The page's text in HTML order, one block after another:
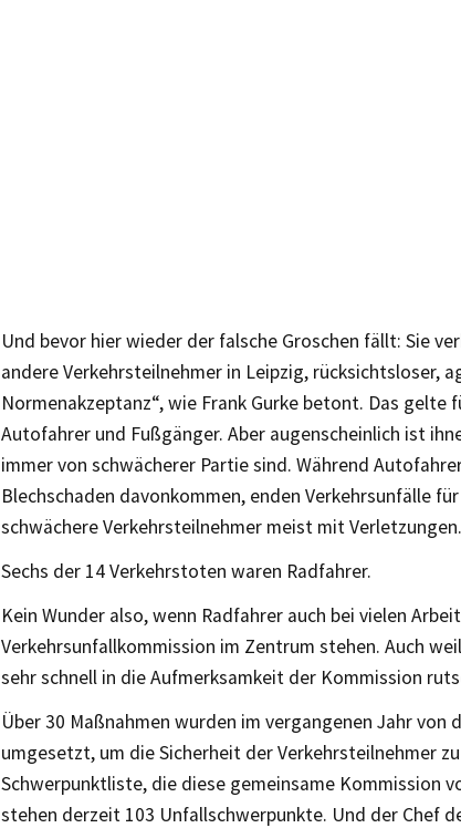
Und bevor hier wieder der falsche Groschen fällt: Sie
andere Verkehrsteilnehmer in Leipzig, rücksichtsloser,
Normenakzeptanz“, wie Frank Gurke betont. Das gelte
Autofahrer und Fußgänger. Aber augenscheinlich ist
immer von schwächerer Partie sind. Während
Blechschaden davonkommen, enden Verkehrsunfälle
schwächere Verkehrsteilnehmer meist mit
Sechs der 14 Verkehrstoten waren Radfahrer.
Kein Wunder also, wenn Radfahrer auch bei vielen
Verkehrsunfallkommission im Zentrum stehen. Auch
sehr schnell in die Aufmerksamkeit der Kommission
Über 30 Maßnahmen wurden im vergangenen Jahr von
umgesetzt, um die Sicherheit der Verkehrsteilnehmer
Schwerpunktliste, die diese gemeinsame Kommission
stehen derzeit 103 Unfallschwerpunkte. Und der Chef